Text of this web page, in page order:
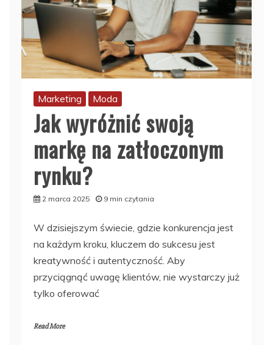
Marketing Moda
Jak wyróżnić swoją
markę na zatłoczonym
rynku?
2 marca 2025 9 min czytania
W dzisiejszym świecie, gdzie konkurencja jest
na każdym kroku, kluczem do sukcesu jest
kreatywność i autentyczność. Aby
przyciągnąć uwagę klientów, nie wystarczy już
tylko oferować
Read More